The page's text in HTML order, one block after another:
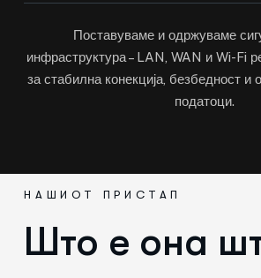
Поставуваме и одржуваме
инфраструктура – LAN, WAN и Wi-Fi
за стабилна конекција, безбедност и
податоци.
НАШИОТ ПРИСТАП
Што е она